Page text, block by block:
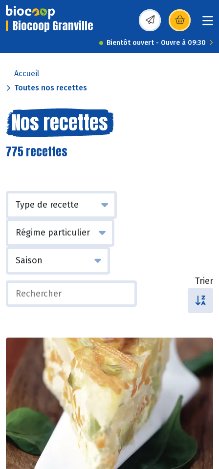
Biocoop Granville (s’ouvre dans une
Bientôt ouvert - Ouvre à 09:30
Accueil
Toutes nos recettes
Nos recettes
775 recettes
Trier